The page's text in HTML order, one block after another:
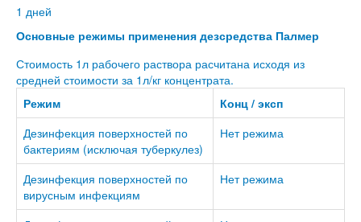
1 дней
Основные режимы применения дезсредства Палмер
Стоимость 1л рабочего раствора расчитана исходя из
средней стоимости за 1л/кг концентрата.
Режим
Конц / эксп
Дезинфекция поверхностей по
бактериям (исключая туберкулез)
Нет режима
Дезинфекция поверхностей по
вирусным инфекциям
Нет режима